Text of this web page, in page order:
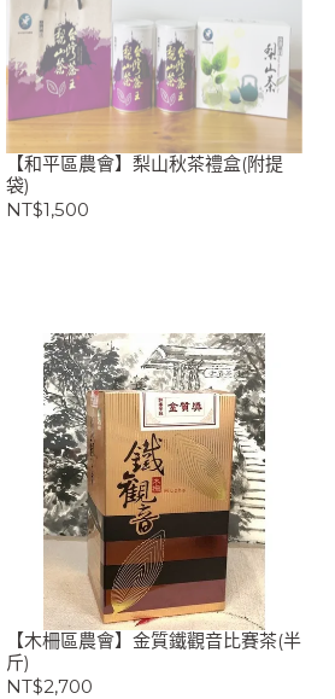
【和平區農會】梨山秋茶禮盒(附提
袋)
NT$1,500
【木柵區農會】金質鐵觀音比賽茶(半
斤)
NT$2,700